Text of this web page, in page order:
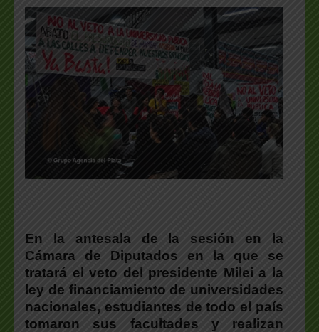
En la antesala de la sesión en la
Cámara de Diputados en la que se
tratará el veto del presidente Milei a la
ley de financiamiento de universidades
nacionales, estudiantes de todo el país
tomaron sus facultades y realizan